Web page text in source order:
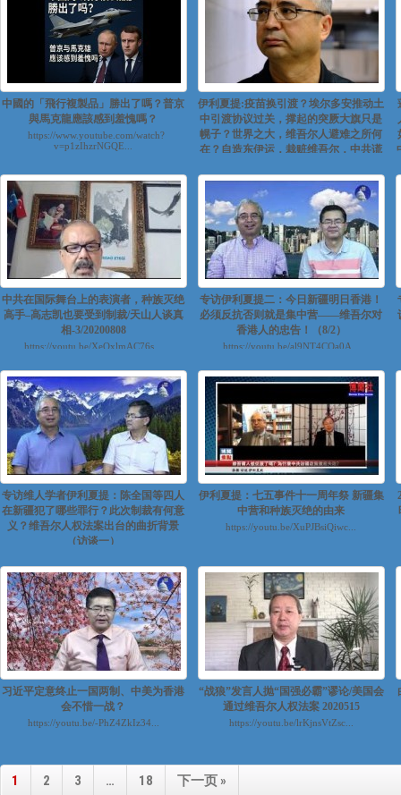
中國的「飛行複製品」勝出了嗎？普京
與馬克龍應該感到羞愧嗎？
https://www.youtube.com/watch?
v=p1zIhzrNGQE...
伊利夏提:疫苗换引渡？埃尔多安推动土
中引渡协议过关，撑起的突厥大旗只是
幌子？世界之大，维吾尔人避难之所何
在？自造东伊运，栽赃维吾尔，中共谎
https://www.youtube.com/watch?
v=Z99hVkXr8kw&feature=yout...
中共在国际舞台上的表演者，种族灭绝
高手–高志凯也要受到制裁/天山人谈真
相-3/20200808
https://youtu.be/XeOxlmAC76s...
专访伊利夏提二：今日新疆明日香港！
必须反抗否则就是集中营——维吾尔对
香港人的忠告！（8/2）
https://youtu.be/al9NT4COa0A...
专访维人学者伊利夏提：陈全国等四人
在新疆犯了哪些罪行？此次制裁有何意
义？维吾尔人权法案出台的曲折背景
（访谈一）
https://youtu.be/0nnW1PAKY...
伊利夏提：七五事件十一周年祭 新疆集
中营和种族灭绝的由来
https://youtu.be/XuPJBsiQiwc...
习近平定意终止一国两制、中美为香港
会不惜一战？
https://youtu.be/-PhZ4ZkIz34...
“战狼”发言人抛“国强必霸”谬论/美国会
通过维吾尔人权法案 2020515
https://youtu.be/lrKjnsVtZsc...
1 2 3 … 18 下一页 »